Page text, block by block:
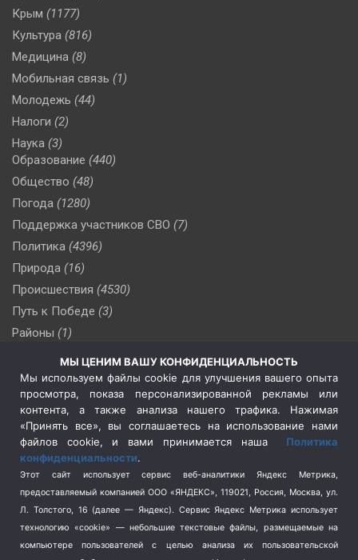
Крым (1177)
Культура (816)
Медицина (8)
Мобильная связь (1)
Молодежь (44)
Налоги (2)
Наука (3)
Образование (440)
Общество (48)
Погода (1280)
Поддержка участников СВО (7)
Политика (4396)
Природа (16)
Происшествия (4530)
Путь к Победе (3)
Районы (1)
(510)
Сельское хозяйство (3)
Социальная политика
(3)
Спецоперация в Украине
Спецоперация на Украине
(404)
Спорт (740)
Терроризм (1)
Транспорт (262)
Туризм (178)
МЫ ЦЕНИМ ВАШУ КОНФИДЕНЦИАЛЬНОСТЬ
Мы используем файлы cookie для улучшения вашего опыта
просмотра, показа персонализированной рекламы или
контента, а также анализа нашего трафика. Нажимая
«Принять все», вы соглашаетесь на использование нами
файлов cookie, и вами принимается наша Политика
конфиденциальности.
Этот сайт использует сервис веб-аналитики Яндекс Метрика,
предоставляемый компанией ООО «ЯНДЕКС», 119021, Россия, Москва, ул.
Л. Толстого, 16 (далее — Яндекс). Сервис Яндекс Метрика использует
технологию «cookie» — небольшие текстовые файлы, размещаемые на
компьютере пользователей с целью анализа их пользовательской